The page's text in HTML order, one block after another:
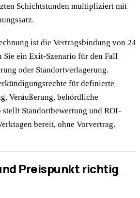
Schichtstunden multipliziert mit
ist die Vertragsbindung von 24
ein Exit-Szenario für den Fall
oder Standortverlagerung.
für definierte
Veräußerung, behördliche
Standortbewertung und ROI-
bereit, ohne Vorvertrag.
Preispunkt richtig